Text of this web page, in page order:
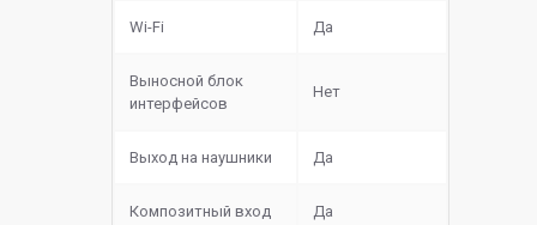
Wi-Fi Да
Выносной блок
интерфейсов
Нет
Выход на наушники Да
Композитный вход Да